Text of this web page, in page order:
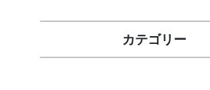
カテゴリー